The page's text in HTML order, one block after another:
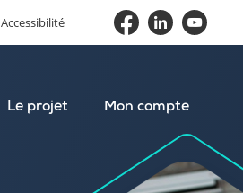
Accessibilité
Le projet Mon compte